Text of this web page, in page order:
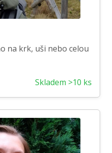
na krk, uši nebo celou
Skladem >10 ks